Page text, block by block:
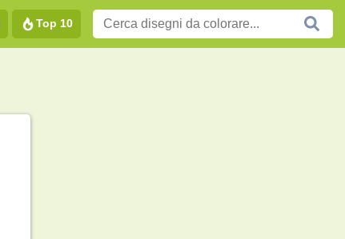
Top 10